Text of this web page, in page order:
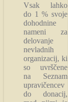
Vsak lahko
do 1 % svoje
dohodnine
nameni za
delovanje
nevladnih
organizacij, ki
so uvrščene
na Seznam
upravičencev
do donacij,